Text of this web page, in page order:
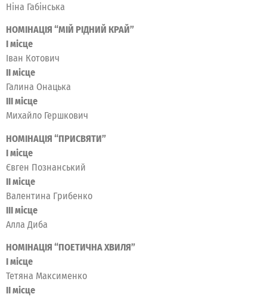
Ніна Габінська
НОМІНАЦІЯ “МІЙ РІДНИЙ КРАЙ”
I місце
Іван Котович
II місце
Галина Онацька
ІІІ місце
Михайло Гершкович
НОМІНАЦІЯ “ПРИСВЯТИ”
I місце
Євген Познанський
II місце
Валентина Грибенко
III місце
Алла Диба
НОМІНАЦІЯ “ПОЕТИЧНА ХВИЛЯ”
I місце
Тетяна Максименко
II місце